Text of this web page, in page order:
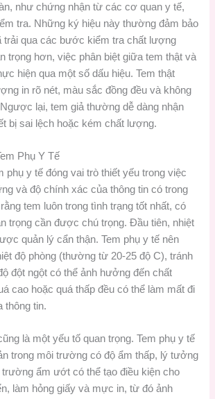
như chứng nhận từ các cơ quan y tế,
tra. Những ký hiệu này thường đảm bảo
trải qua các bước kiểm tra chất lượng
trọng hơn, việc phân biệt giữa tem thật và
hiện qua một số dấu hiệu. Tem thật
in rõ nét, màu sắc đồng đều và không
lại, tem giả thường dễ dàng nhận
bị sai lệch hoặc kém chất lượng.
Phụ Y Tế
phụ y tế đóng vai trò thiết yếu trong việc
và độ chính xác của thông tin có trong
tem luôn trong tình trạng tốt nhất, có
trọng cần được chú trọng. Đầu tiên, nhiệt
quản lý cẩn thận. Tem phụ y tế nên
độ phòng (thường từ 20-25 độ C), tránh
đột ngột có thể ảnh hưởng đến chất
cao hoặc quá thấp đều có thể làm mất đi
thông tin.
là một yếu tố quan trọng. Tem phụ y tế
trong môi trường có độ ẩm thấp, lý tưởng
trường ẩm ướt có thể tạo điều kiện cho
làm hỏng giấy và mực in, từ đó ảnh